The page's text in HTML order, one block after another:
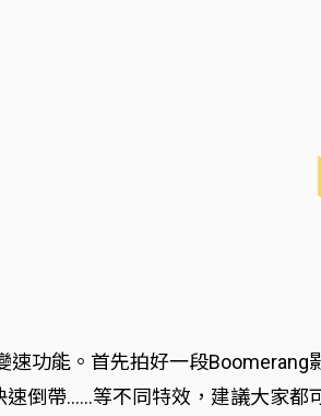
功能。首先拍好一段Boomerang
倒帶……等不同特效，建議大家都